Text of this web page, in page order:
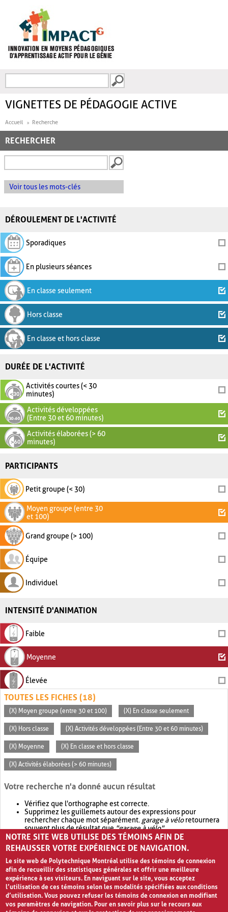
FORMULAIRE DE
VIGNETTES DE PÉDAGOGIE ACTIVE
Accueil Recherche
RECHERCHER
Voir tous les mots-clés
DÉROULEMENT DE L'ACTIVITÉ
Sporadiques
En plusieurs séances
En classe seulement
Hors classe
En classe et hors classe
DURÉE DE L'ACTIVITÉ
Activités courtes (< 30
minutes)
Activités développées
(Entre 30 et 60 minutes)
Activités élaborées (> 60
minutes)
PARTICIPANTS
Petit groupe (< 30)
Moyen groupe (entre 30
et 100)
Grand groupe (> 100)
Équipe
Individuel
INTENSITÉ D'ANIMATION
Faible
Moyenne
Élevée
TOUTES LES FICHES (18)
(X) Moyen groupe (entre 30 et 100) (X) En classe seulement
(X) Hors classe (X) Activités développées (Entre 30 et 60 minutes)
(X) Moyenne (X) En classe et hors classe
(X) Activités élaborées (> 60 minutes)
Votre recherche n'a donné aucun résultat
Vérifiez que l'orthographe est correcte.
Supprimez les guillemets autour des expressions pour
rechercher chaque mot séparément. garage à véloretournera
souvent plus de résultat que"garage à vélo".
Envisagez d'élargir votre recherche avec OR.garage OR vélo
retournera souvent plus de résultat quegarage à vélo
NOTRE SITE WEB UTILISE DES TÉMOINS AFIN DE
REHAUSSER VOTRE EXPÉRIENCE DE NAVIGATION.
Le site web de Polytechnique Montréal utilise des témoins de connexion
afin de recueillir des statistiques générales et offrir une meilleure
expérience à ses visiteurs. En naviguant sur le site, vous acceptez
l’utilisation de ces témoins selon les modalités spécifiées aux conditions
d’utilisation. Vous pouvez refuser les témoins de connexion en modifiant
vos paramètres de navigation. Pour en savoir plus sur le recours aux